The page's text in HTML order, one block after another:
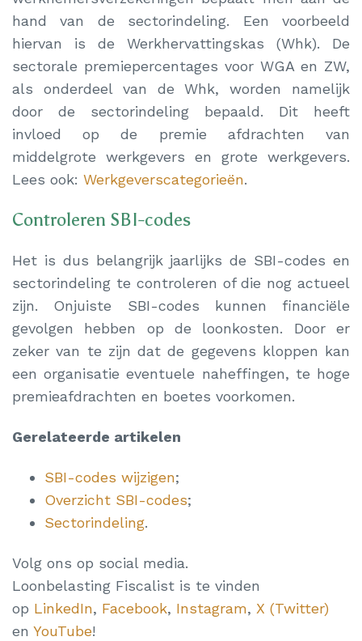
hand van de sectorindeling. Een voorbeeld
hiervan is de Werkhervattingskas (Whk). De
sectorale premiepercentages voor WGA en ZW,
als onderdeel van de Whk, worden namelijk
door de sectorindeling bepaald. Dit heeft
invloed op de premie afdrachten van
middelgrote werkgevers en grote werkgevers.
Lees ook: Werkgeverscategorieën.
Controleren SBI-codes
Het is dus belangrijk jaarlijks de SBI-codes en
sectorindeling te controleren of die nog actueel
zijn. Onjuiste SBI-codes kunnen financiële
gevolgen hebben op de loonkosten. Door er
zeker van te zijn dat de gegevens kloppen kan
een organisatie eventuele naheffingen, te hoge
premieafdrachten en boetes voorkomen.
Gerelateerde artikelen
SBI-codes wijzigen;
Overzicht SBI-codes;
Sectorindeling.
Volg ons op social media.
Loonbelasting Fiscalist is te vinden
op LinkedIn, Facebook, Instagram, X (Twitter)
en YouTube!